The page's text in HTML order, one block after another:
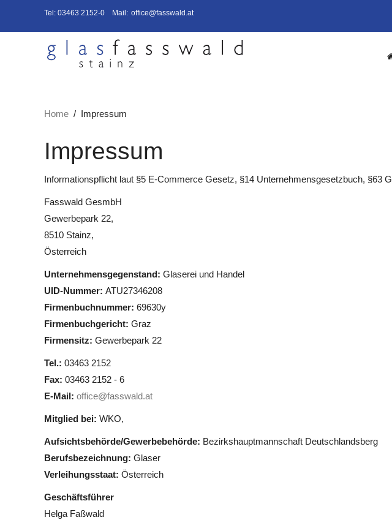
Tel: 03463 2152-0 Mail: office@fasswald.at
Home Impressum
Impressum
Informationspflicht laut §5 E-Commerce Gesetz, §14 Unternehmensgesetzbuch, §63
Fasswald GesmbH
Gewerbepark 22,
8510 Stainz,
Österreich
Unternehmensgegenstand: Glaserei und Handel
UID-Nummer: ATU27346208
Firmenbuchnummer: 69630y
Firmenbuchgericht: Graz
Firmensitz: Gewerbepark 22
Tel.: 03463 2152
Fax: 03463 2152 - 6
E-Mail: office@fasswald.at
Mitglied bei: WKO,
Aufsichtsbehörde/Gewerbebehörde: Bezirkshauptmannschaft Deutschlandsberg
Berufsbezeichnung: Glaser
Verleihungsstaat: Österreich
Geschäftsführer
Helga Faßwald